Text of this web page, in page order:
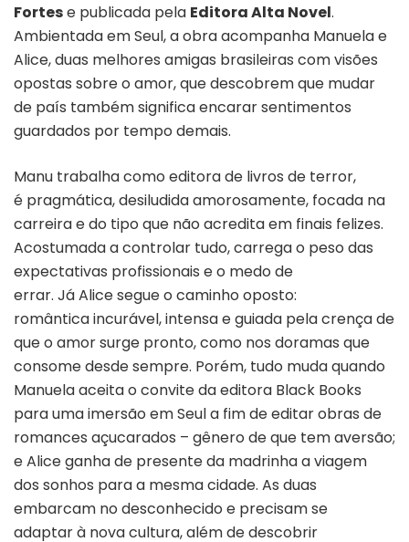
Fortese publicada pela Editora Alta Novel.
Ambientada em Seul, a obra acompanha Manuela e
Alice, duas melhores amigas brasileiras com visões
opostas sobre o amor, que descobrem que mudar
de país também significa encarar sentimentos
guardados por tempo demais.
Manu trabalha como editora de livros de terror,
é pragmática, desiludida amorosamente, focada na
carreira e do tipo que não acredita em finais felizes.
Acostumada a controlar tudo, carrega o peso das
expectativas profissionais e o medo de
errar. Já Alice segue o caminho oposto:
romântica incurável, intensa e guiada pela crença de
que o amor surge pronto, como nos doramas que
consome desde sempre. Porém, tudo muda quando
Manuela aceita o convite da editora Black Books
para uma imersão em Seul a fim de editar obras de
romances açucarados – gênero de que tem aversão;
e Alice ganha de presente da madrinha a viagem
dos sonhos para a mesma cidade. As duas
embarcam no desconhecido e precisam se
adaptar à nova cultura, além de descobrir